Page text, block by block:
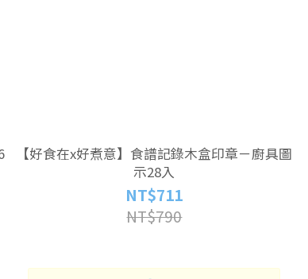
【好食在x好煮意】食譜記錄木盒印章－廚具圖
示28入
NT$711
NT$790